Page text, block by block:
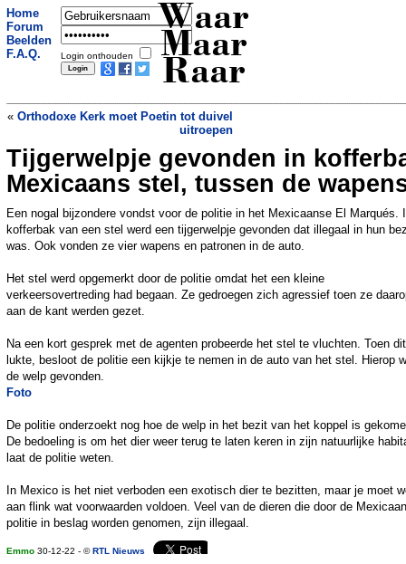
Home
Forum
Beelden
F.A.Q.
Login onthouden
Waar
Maar
Raar
« Orthodoxe Kerk moet Poetin tot duivel
uitroepen
Deelnemer theorie-examen opgepakt:
had cameravest om»
Tijgerwelpje gevonden in
Mexicaans stel, tussen de
Een nogal bijzondere vondst voor de politie in het Mexicaanse El Marqués.
kofferbak van een stel werd een tijgerwelpje gevonden dat illegaal in hun
was. Ook vonden ze vier wapens en patronen in de auto.
Het stel werd opgemerkt door de politie omdat het een kleine
verkeersovertreding had begaan. Ze gedroegen zich agressief toen ze
aan de kant werden gezet.
Na een kort gesprek met de agenten probeerde het stel te vluchten. Toen
lukte, besloot de politie een kijkje te nemen in de auto van het stel. Hierop
de welp gevonden.
Foto
De politie onderzoekt nog hoe de welp in het bezit van het koppel is
De bedoeling is om het dier weer terug te laten keren in zijn natuurlijke
laat de politie weten.
In Mexico is het niet verboden een exotisch dier te bezitten, maar je moet
aan flink wat voorwaarden voldoen. Veel van de dieren die door de
politie in beslag worden genomen, zijn illegaal.
Emmo 30-12-22 - ©RTL Nieuws